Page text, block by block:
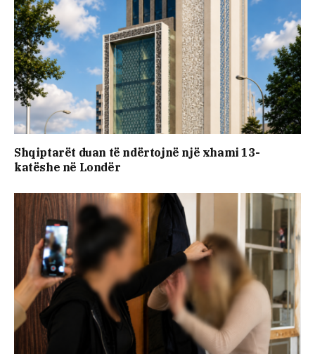
Shqiptarët duan të ndërtojnë një xhami 13-
katëshe në Londër